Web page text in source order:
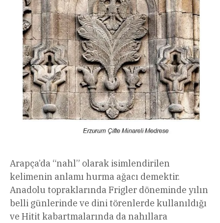
Arapça’da “nahl” olarak isimlendirilen
kelimenin anlamı hurma ağacı demektir.
Anadolu topraklarında Frigler döneminde yılın
belli günlerinde ve dini törenlerde kullanıldığı
ve Hitit kabartmalarında da nahıllara